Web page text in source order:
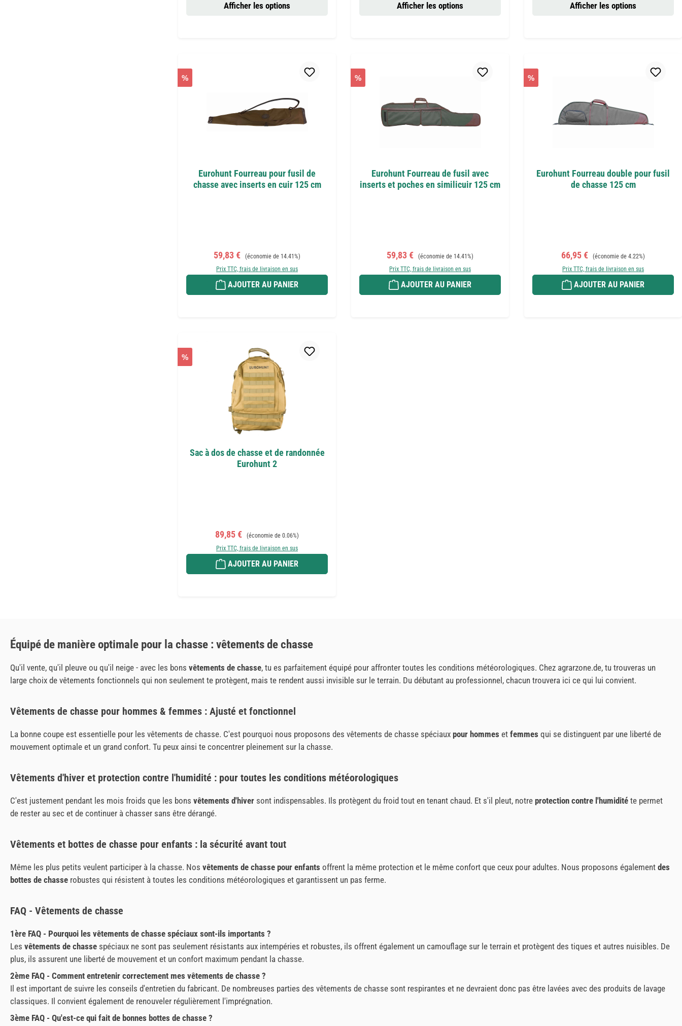
Afficher les options Afficher les options Afficher les options
%
Eurohunt Fourreau pour fusil de
chasse avec inserts en cuir 125 cm
Prix de vente :
59,83 € Prix régulier :
(économie de 14.41%)
Prix TTC, frais de livraison en sus
AJOUTER AU PANIER
%
Eurohunt Fourreau de fusil avec
inserts et poches en similicuir 125 cm
Prix de vente :
59,83 € Prix régulier :
(économie de 14.41%)
Prix TTC, frais de livraison en sus
AJOUTER AU PANIER
%
Eurohunt Fourreau double pour fusil
de chasse 125 cm
Prix de vente :
66,95 € Prix régulier :
(économie de 4.22%)
Prix TTC, frais de livraison en sus
AJOUTER AU PANIER
%
Sac à dos de chasse et de randonnée
Eurohunt 2
Prix de vente :
89,85 € Prix régulier :
(économie de 0.06%)
Prix TTC, frais de livraison en sus
AJOUTER AU PANIER
Équipé de manière optimale pour la chasse : vêtements de chasse
Qu'il vente, qu'il pleuve ou qu'il neige - avec les bons vêtements de chasse, tu es parfaitement équipé pour affronter toutes les conditions météorologiques. Chez agrarzone.de, tu trouveras un
large choix de vêtements fonctionnels qui non seulement te protègent, mais te rendent aussi invisible sur le terrain. Du débutant au professionnel, chacun trouvera ici ce qui lui convient.
Vêtements de chasse pour hommes & femmes : Ajusté et fonctionnel
La bonne coupe est essentielle pour les vêtements de chasse. C'est pourquoi nous proposons des vêtements de chasse spéciaux pour hommes et femmes qui se distinguent par une liberté de
mouvement optimale et un grand confort. Tu peux ainsi te concentrer pleinement sur la chasse.
Vêtements d'hiver et protection contre l'humidité : pour toutes les conditions météorologiques
C'est justement pendant les mois froids que les bons vêtements d'hiver sont indispensables. Ils protègent du froid tout en tenant chaud. Et s'il pleut, notre protection contre l'humidité te permet
de rester au sec et de continuer à chasser sans être dérangé.
Vêtements et bottes de chasse pour enfants : la sécurité avant tout
Même les plus petits veulent participer à la chasse. Nos vêtements de chasse pour enfants offrent la même protection et le même confort que ceux pour adultes. Nous proposons également des
bottes de chasse robustes qui résistent à toutes les conditions météorologiques et garantissent un pas ferme.
FAQ - Vêtements de chasse
1ère FAQ - Pourquoi les vêtements de chasse spéciaux sont-ils importants ?
Les vêtements de chasse spéciaux ne sont pas seulement résistants aux intempéries et robustes, ils offrent également un camouflage sur le terrain et protègent des tiques et autres nuisibles. De
plus, ils assurent une liberté de mouvement et un confort maximum pendant la chasse.
2ème FAQ - Comment entretenir correctement mes vêtements de chasse ?
Il est important de suivre les conseils d'entretien du fabricant. De nombreuses parties des vêtements de chasse sont respirantes et ne devraient donc pas être lavées avec des produits de lavage
classiques. Il convient également de renouveler régulièrement l'imprégnation.
3ème FAQ - Qu'est-ce qui fait de bonnes bottes de chasse ?